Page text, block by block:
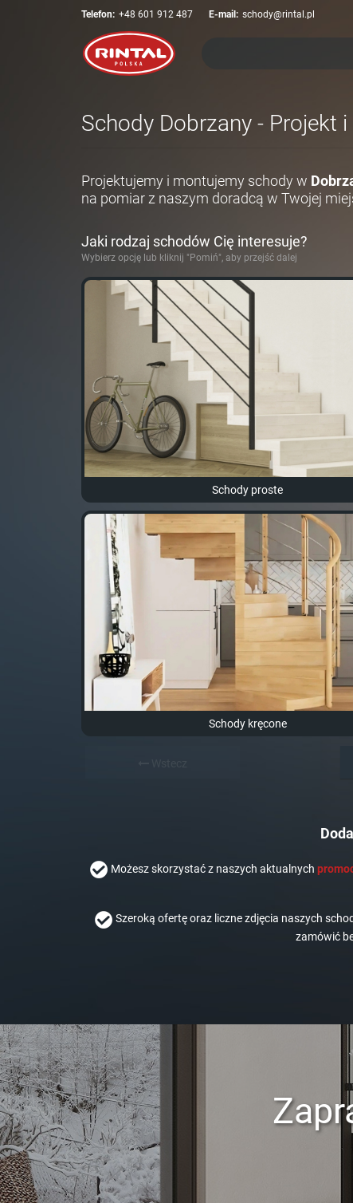
Telefon: +48 601 912 487 E-mail: schody@rintal.pl
Schody Dobrzany - Projekt
Projektujemy i montujemy schody w
na pomiar z naszym doradcą w Twojej
Jaki rodzaj schodów Cię interesuje?
Wybierz opcję lub kliknij "Pomiń", aby przejść dalej
Schody proste
Schody kręcone
Możesz skorzystać z naszych aktualnych
Szeroką ofertę oraz liczne zdjęcia naszych
zamówić